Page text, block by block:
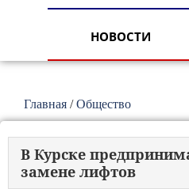
НОВОСТИ
Главная /Общество
В Курске
замене лифтов